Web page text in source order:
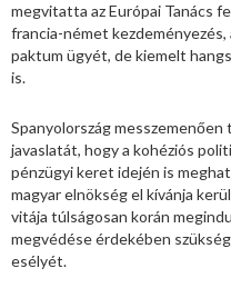
megvitatta az Európai Tanács
francia-német
paktum ügyét, de kiemelt
is.
Spanyolország
javaslatát, hogy a kohéziós
pénzügyi keret idején is
magyar elnökség el kívánja
vitája túlságosan korán
megvédése érdekében
esélyét.